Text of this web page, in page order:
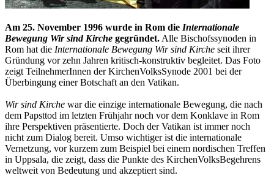
Am 25. November 1996 wurde in Rom die Internationale
Bewegung Wir sind Kirche gegründet. Alle Bischofssynoden in
Rom hat die Internationale Bewegung Wir sind Kirche seit ihrer
Gründung vor zehn Jahren kritisch-konstruktiv begleitet. Das Foto
zeigt TeilnehmerInnen der KirchenVolksSynode 2001 bei der
Überbingung einer Botschaft an den Vatikan.
Wir sind Kirche war die einzige internationale Bewegung, die nach
dem Papsttod im letzten Frühjahr noch vor dem Konklave in Rom
ihre Perspektiven präsentierte. Doch der Vatikan ist immer noch
nicht zum Dialog bereit. Umso wichtiger ist die internationale
Vernetzung, vor kurzem zum Beispiel bei einem nordischen Treffen
in Uppsala, die zeigt, dass die Punkte des KirchenVolksBegehrens
weltweit von Bedeutung und akzeptiert sind.